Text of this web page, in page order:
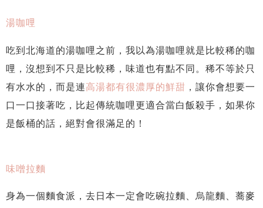
湯咖哩
吃到北海道的湯咖哩之前，我以為湯咖哩就是比較稀的咖
哩，沒想到不只是比較稀，味道也有點不同。稀不等於只
有水水的，而是連高湯都有很濃厚的鮮甜 ，讓你會想要一
口一口接著吃，比起傳統咖哩更適合當白飯殺手，如果你
是飯桶的話，絕對會很滿足的！
味噌拉麵
身為一個麵食派，去日本一定會吃碗拉麵、烏龍麵、蕎麥